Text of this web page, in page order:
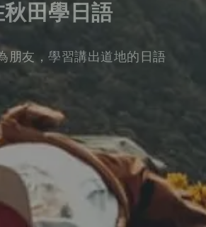
秋田學日語
朋友，學習講出道地的日語